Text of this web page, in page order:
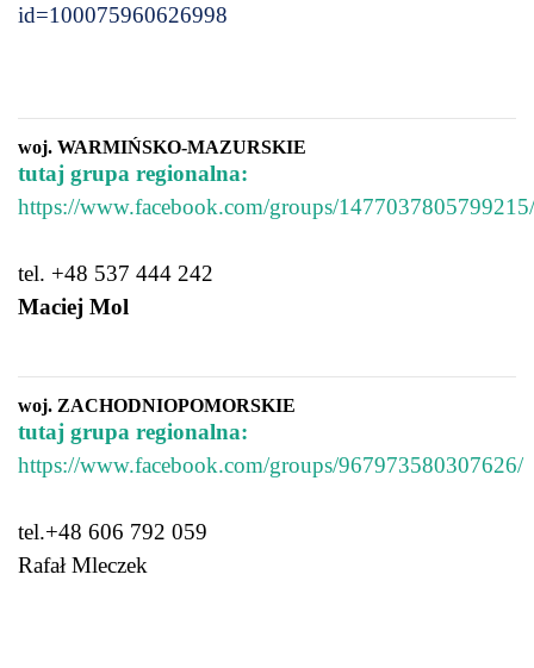
id=100075960626998
woj. WARMIŃSKO-MAZURSKIE
tutaj grupa regionalna:
https://www.facebook.com/groups/1477037805799215/
tel. +48 537 444 242
Maciej Mol
woj. ZACHODNIOPOMORSKIE
tutaj grupa regionalna:
https://www.facebook.com/groups/967973580307626/
tel.+48 606 792 059
Rafał Mleczek